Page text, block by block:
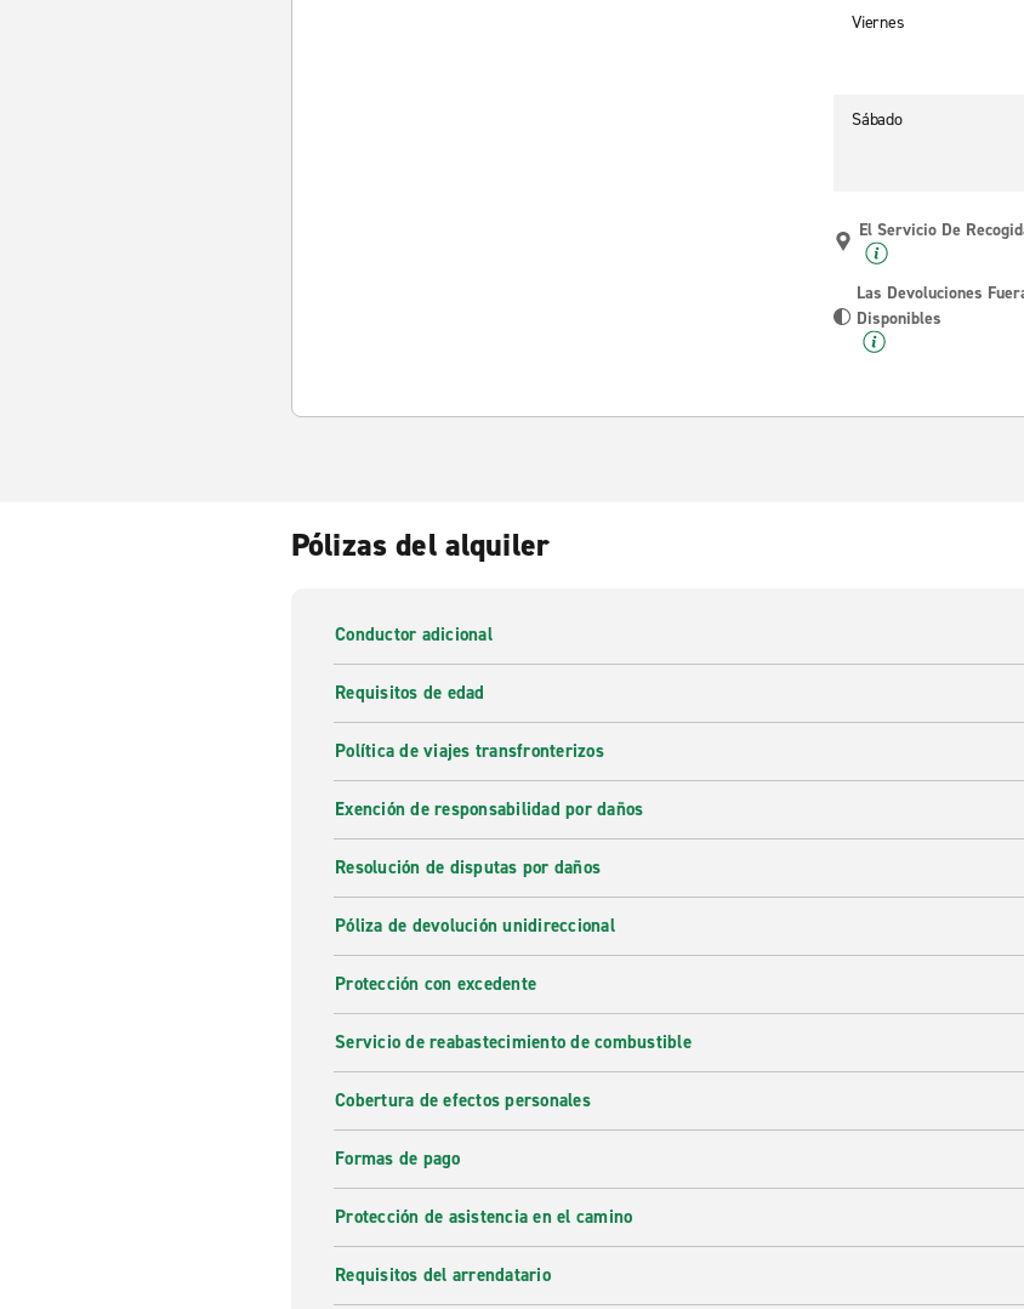
Viernes
Sábado
El Servicio De
Las Devoluciones
Disponibles
Pólizas del alquiler
Conductor adicional
Requisitos de edad
Política de viajes transfronterizos
Exención de responsabilidad por daños
Resolución de disputas por daños
Póliza de devolución unidireccional
Protección con excedente
Servicio de reabastecimiento de combustible
Cobertura de efectos personales
Formas de pago
Protección de asistencia en el camino
Requisitos del arrendatario